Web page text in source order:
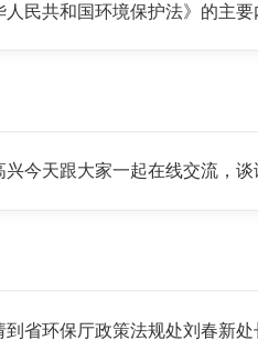
民共和国环境保护法》的主要
今天跟大家一起在线交流，谈
省环保厅政策法规处刘春新